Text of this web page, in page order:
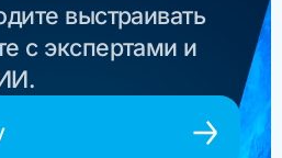
выстраивать
с экспертами и